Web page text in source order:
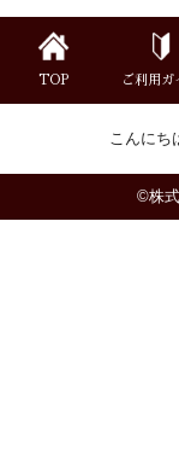
TOP ご利用ガ
こんにち
©株
楽器スタンド
チューナー・メ